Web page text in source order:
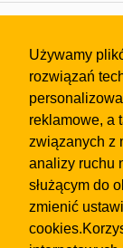
Używamy
rozwiązań
reklamowe, a
związanych z
analizy ruchu
służącym do
zmienić